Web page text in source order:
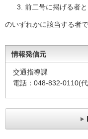
前二号に掲げる者
のいずれかに該当する者
情報発信元
交通指導課
電話：048-832-0110(